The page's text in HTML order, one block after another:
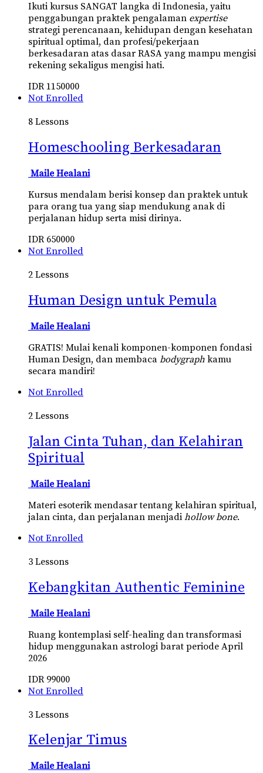
Ikuti kursus SANGAT langka di Indonesia, yaitu
penggabungan praktek pengalaman expertise
strategi perencanaan, kehidupan dengan kesehatan
spiritual optimal, dan profesi/pekerjaan
berkesadaran atas dasar RASA yang mampu mengisi
rekening sekaligus mengisi hati.
IDR 1150000
Not Enrolled
8 Lessons
Homeschooling Berkesadaran
Maile Healani
Kursus mendalam berisi konsep dan praktek untuk
para orang tua yang siap mendukung anak di
perjalanan hidup serta misi dirinya.
IDR 650000
Not Enrolled
2 Lessons
Human Design untuk Pemula
Maile Healani
GRATIS! Mulai kenali komponen-komponen fondasi
Human Design, dan membaca bodygraph kamu
secara mandiri!
Not Enrolled
2 Lessons
Jalan Cinta Tuhan, dan Kelahiran
Spiritual
Maile Healani
Materi esoterik mendasar tentang kelahiran spiritual,
jalan cinta, dan perjalanan menjadi hollow bone.
Not Enrolled
3 Lessons
Kebangkitan Authentic Feminine
Maile Healani
Ruang kontemplasi self-healing dan transformasi
hidup menggunakan astrologi barat periode April
2026
IDR 99000
Not Enrolled
3 Lessons
Kelenjar Timus
Maile Healani